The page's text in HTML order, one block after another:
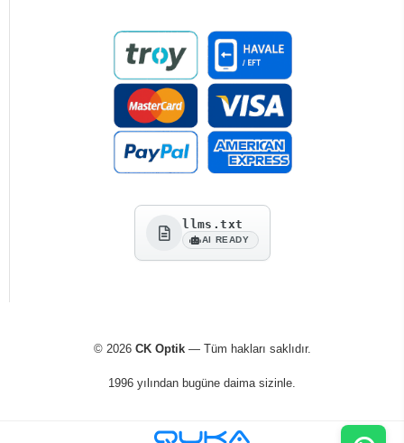
llms.txt
AI READY
© 2026 CK Optik— Tüm hakları saklıdır.
1996 yılından bugüne daima sizinle.